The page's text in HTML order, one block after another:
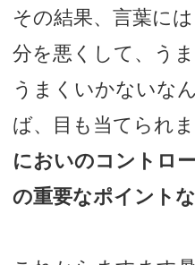
その結果、言葉に
分を悪くして、う
うまくいかないな
ば、目も当てられま
においのコントロ
の重要なポイントな